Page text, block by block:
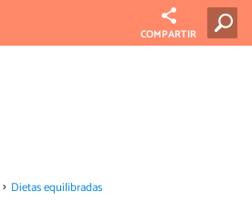
COMPARTIR
Dietas equilibradas